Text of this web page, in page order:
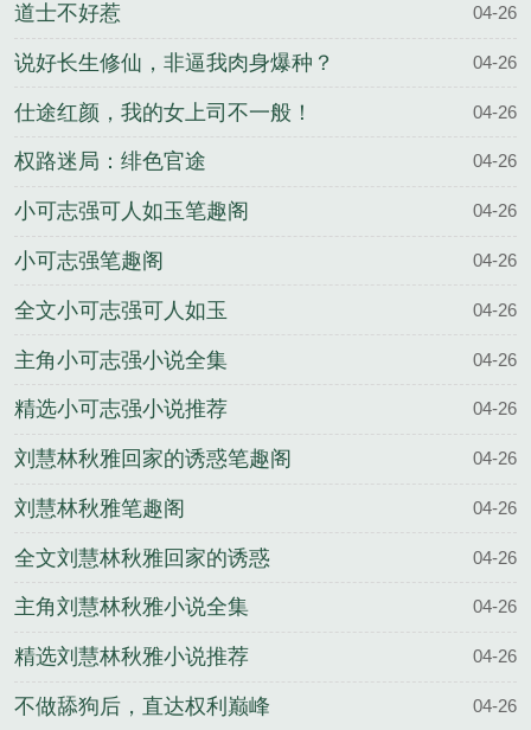
道士不好惹 04-26
说好长生修仙，非逼我肉身爆种？ 04-26
仕途红颜，我的女上司不一般！ 04-26
权路迷局：绯色官途 04-26
小可志强可人如玉笔趣阁 04-26
小可志强笔趣阁 04-26
全文小可志强可人如玉 04-26
主角小可志强小说全集 04-26
精选小可志强小说推荐 04-26
刘慧林秋雅回家的诱惑笔趣阁 04-26
刘慧林秋雅笔趣阁 04-26
全文刘慧林秋雅回家的诱惑 04-26
主角刘慧林秋雅小说全集 04-26
精选刘慧林秋雅小说推荐 04-26
不做舔狗后，直达权利巅峰 04-26